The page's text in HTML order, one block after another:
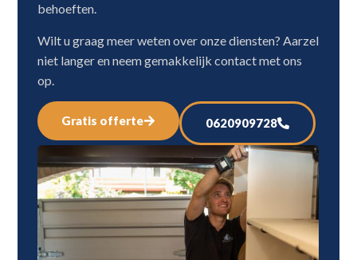
behoeften.
Wilt u graag meer weten over onze diensten? Aarzel
niet langer en neem gemakkelijk contact met ons
op.
Gratis offerte 0620909728